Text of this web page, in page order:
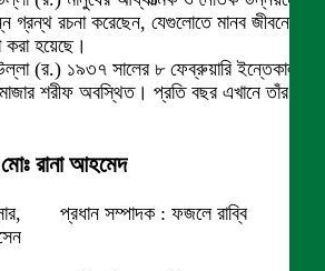
গ্রন্থ রচনা করেছেন, যেগুলোতে মানব জীবনের
করা হয়েছে।
(র.) ১৯৩৭ সালের ৮ ফেব্রুয়ারি ইন্তেকাল
শরীফ অবস্থিত। প্রতি বছর এখানে তাঁর
রানা আহমেদ
বাসার, প্রধান সম্পাদক : ফজলে রাব্বি